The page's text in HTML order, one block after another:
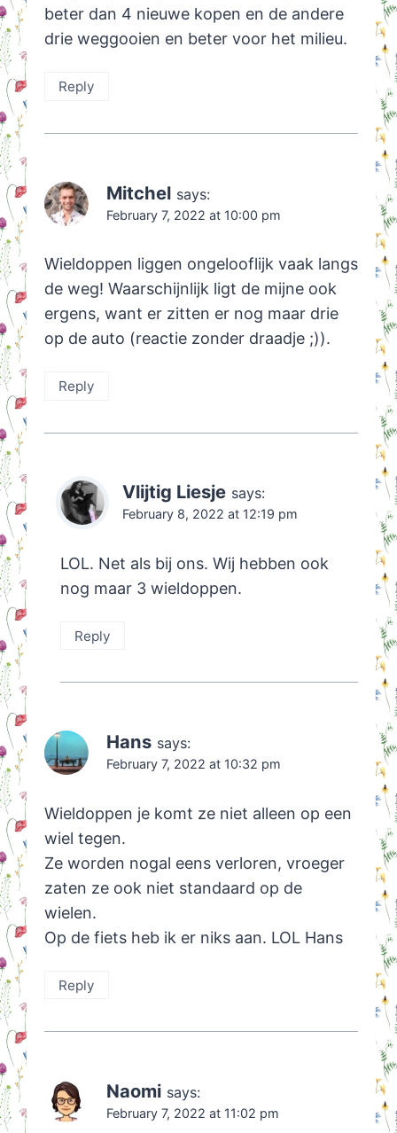
beter dan 4 nieuwe kopen en de andere
drie weggooien en beter voor het milieu.
Reply
Mitchel says:
February 7, 2022 at 10:00 pm
Wieldoppen liggen ongelooflijk vaak langs
de weg! Waarschijnlijk ligt de mijne ook
ergens, want er zitten er nog maar drie
op de auto (reactie zonder draadje ;)).
Reply
Vlijtig Liesje says:
February 8, 2022 at 12:19 pm
LOL. Net als bij ons. Wij hebben ook
nog maar 3 wieldoppen.
Reply
Hans says:
February 7, 2022 at 10:32 pm
Wieldoppen je komt ze niet alleen op een
wiel tegen.
Ze worden nogal eens verloren, vroeger
zaten ze ook niet standaard op de
wielen.
Op de fiets heb ik er niks aan. LOL Hans
Reply
Naomi says:
February 7, 2022 at 11:02 pm